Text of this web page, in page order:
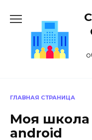
содержанию
ГЛАВНАЯ СТРАНИЦА
Моя школа
android